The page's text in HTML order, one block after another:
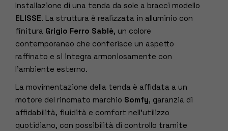
Installazione di una tenda da sole a bracci modello
ELISSE. La struttura è realizzata in alluminio con
finitura Grigio Ferro Sablè, un colore
contemporaneo che conferisce un aspetto
raffinato e si integra armoniosamente con
l’ambiente esterno.
La movimentazione della tenda è affidata a un
motore del rinomato marchio Somfy, garanzia di
affidabilità, fluidità e comfort nell’utilizzo
quotidiano, con possibilità di controllo tramite